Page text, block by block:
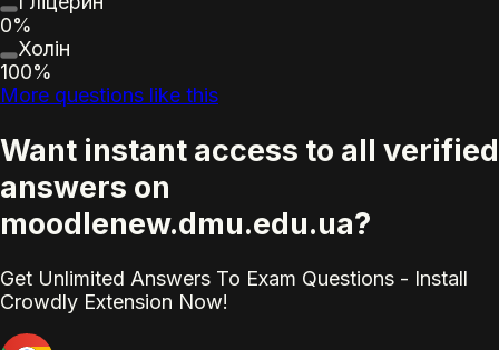
0%
Холін
100%
More questions like this
Want instant access to all verified
answers on
moodlenew.dmu.edu.ua?
Get Unlimited Answers To Exam Questions - Install
Crowdly Extension Now!